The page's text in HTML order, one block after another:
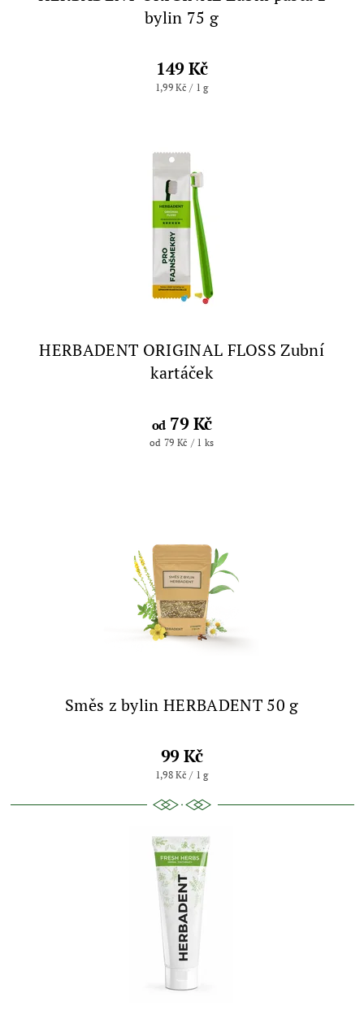
bylin 75 g
149 Kč
1,99 Kč / 1 g
HERBADENT ORIGINAL FLOSS Zubní
kartáček
od79 Kč
od 79 Kč / 1 ks
Směs z bylin HERBADENT 50 g
99 Kč
1,98 Kč / 1 g